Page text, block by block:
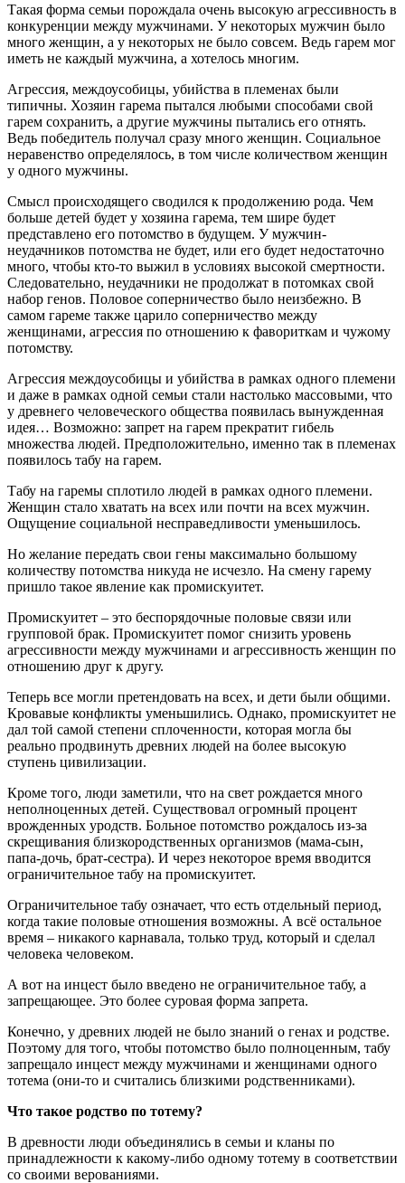
Такая форма семьи порождала очень высокую агрессивность в
конкуренции между мужчинами. У некоторых мужчин было
много женщин, а у некоторых не было совсем. Ведь гарем мог
иметь не каждый мужчина, а хотелось многим.
Агрессия, междоусобицы, убийства в племенах были
типичны. Хозяин гарема пытался любыми способами свой
гарем сохранить, а другие мужчины пытались его отнять.
Ведь победитель получал сразу много женщин. Социальное
неравенство определялось, в том числе количеством женщин
у одного мужчины.
Смысл происходящего сводился к продолжению рода. Чем
больше детей будет у хозяина гарема, тем шире будет
представлено его потомство в будущем. У мужчин-
неудачников потомства не будет, или его будет недостаточно
много, чтобы кто-то выжил в условиях высокой смертности.
Следовательно, неудачники не продолжат в потомках свой
набор генов. Половое соперничество было неизбежно. В
самом гареме также царило соперничество между
женщинами, агрессия по отношению к фавориткам и чужому
потомству.
Агрессия междоусобицы и убийства в рамках одного племени
и даже в рамках одной семьи стали настолько массовыми, что
у древнего человеческого общества появилась вынужденная
идея… Возможно: запрет на гарем прекратит гибель
множества людей. Предположительно, именно так в племенах
появилось табу на гарем.
Табу на гаремы сплотило людей в рамках одного племени.
Женщин стало хватать на всех или почти на всех мужчин.
Ощущение социальной несправедливости уменьшилось.
Но желание передать свои гены максимально большому
количеству потомства никуда не исчезло. На смену гарему
пришло такое явление как промискуитет.
Промискуитет – это беспорядочные половые связи или
групповой брак. Промискуитет помог снизить уровень
агрессивности между мужчинами и агрессивность женщин по
отношению друг к другу.
Теперь все могли претендовать на всех, и дети были общими.
Кровавые конфликты уменьшились. Однако, промискуитет не
дал той самой степени сплоченности, которая могла бы
реально продвинуть древних людей на более высокую
ступень цивилизации.
Кроме того, люди заметили, что на свет рождается много
неполноценных детей. Существовал огромный процент
врожденных уродств. Больное потомство рождалось из-за
скрещивания близкородственных организмов (мама-сын,
папа-дочь, брат-сестра). И через некоторое время вводится
ограничительное табу на промискуитет.
Ограничительное табу означает, что есть отдельный период,
когда такие половые отношения возможны. А всё остальное
время – никакого карнавала, только труд, который и сделал
человека человеком.
А вот на инцест было введено не ограничительное табу, а
запрещающее. Это более суровая форма запрета.
Конечно, у древних людей не было знаний о генах и родстве.
Поэтому для того, чтобы потомство было полноценным, табу
запрещало инцест между мужчинами и женщинами одного
тотема (они-то и считались близкими родственниками).
Что такое родство по тотему?
В древности люди объединялись в семьи и кланы по
принадлежности к какому-либо одному тотему в соответствии
со своими верованиями.